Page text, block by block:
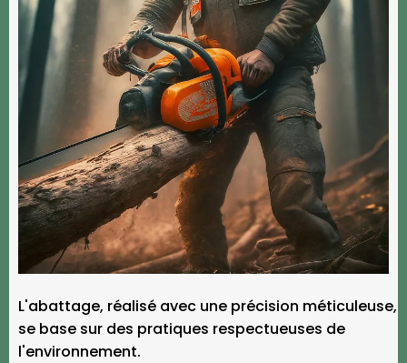
L'abattage, réalisé avec une précision méticuleuse,
se base sur des pratiques respectueuses de
l'environnement.